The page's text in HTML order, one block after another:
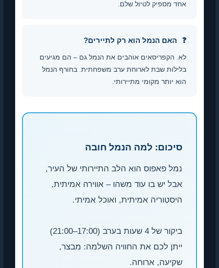
מספיק לטיול שלם.
האם הנמל הוא רק לתיירים?
הקפריסאים אוהבים את הנמל גם – הם מגיעים
שבת לארוחת ערב משפחתית. בחורף הנמל
יותר מקומי מתיירותי.
למה הנמל חובה
פאפוס הוא הלב התיירותי של העיר,
יש בו עוד משהו – אווירה אמיתית,
אמיתית, ואוכל אמיתי.
ביקור של 4 שעות בערב (17:00–21:00)
לכם את החוויה השלמה: מבצר,
ארוחה.